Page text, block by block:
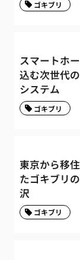
ゴキブリ
スマートホ
込む次世代
システム
ゴキブリ
東京から移
たゴキブリ
沢
ゴキブリ